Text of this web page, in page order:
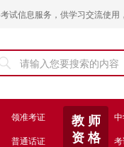
试信息服务，供学习交流使
领准考证
普通话证
教 师
资 格